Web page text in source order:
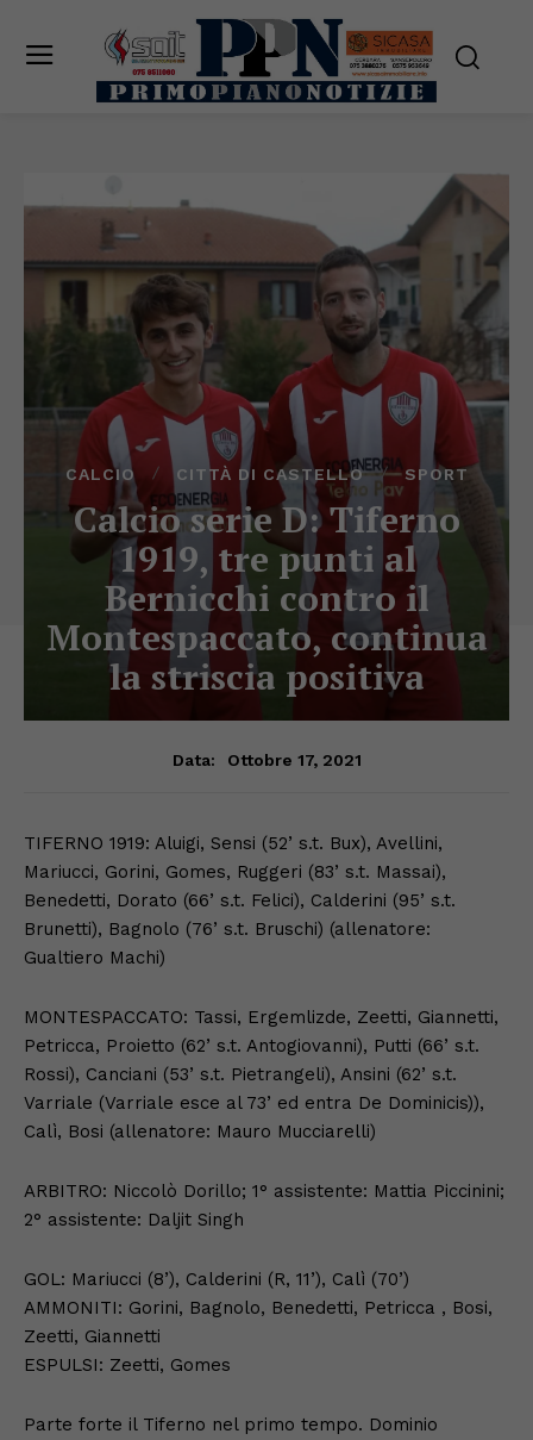
CALCIO CITTÀ DI CASTELLO SPORT
Calcio serie D: Tiferno
1919, tre punti al
Bernicchi contro il
Montespaccato, continua
la striscia positiva
Data: Ottobre 17, 2021
TIFERNO 1919: Aluigi, Sensi (52’ s.t. Bux), Avellini,
Mariucci, Gorini, Gomes, Ruggeri (83’ s.t. Massai),
Benedetti, Dorato (66’ s.t. Felici), Calderini (95’ s.t.
Brunetti), Bagnolo (76’ s.t. Bruschi) (allenatore:
Gualtiero Machi)
MONTESPACCATO: Tassi, Ergemlizde, Zeetti, Giannetti,
Petricca, Proietto (62’ s.t. Antogiovanni), Putti (66’ s.t.
Rossi), Canciani (53’ s.t. Pietrangeli), Ansini (62’ s.t.
Varriale (Varriale esce al 73’ ed entra De Dominicis)),
Calì, Bosi (allenatore: Mauro Mucciarelli)
ARBITRO: Niccolò Dorillo; 1° assistente: Mattia Piccinini;
2° assistente: Daljit Singh
GOL: Mariucci (8’), Calderini (R, 11’), Calì (70’)
AMMONITI: Gorini, Bagnolo, Benedetti, Petricca , Bosi,
Zeetti, Giannetti
ESPULSI: Zeetti, Gomes
Parte forte il Tiferno nel primo tempo. Dominio